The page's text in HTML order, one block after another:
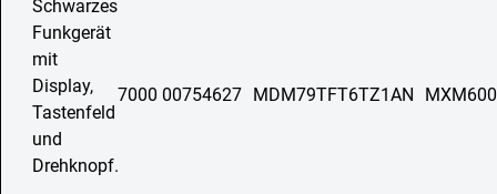
7000 00754627 MDM79TFT6TZ1AN MXM600